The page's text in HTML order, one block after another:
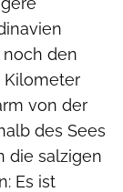
den
Kilometer
von der
des Sees
die salzigen
Es ist